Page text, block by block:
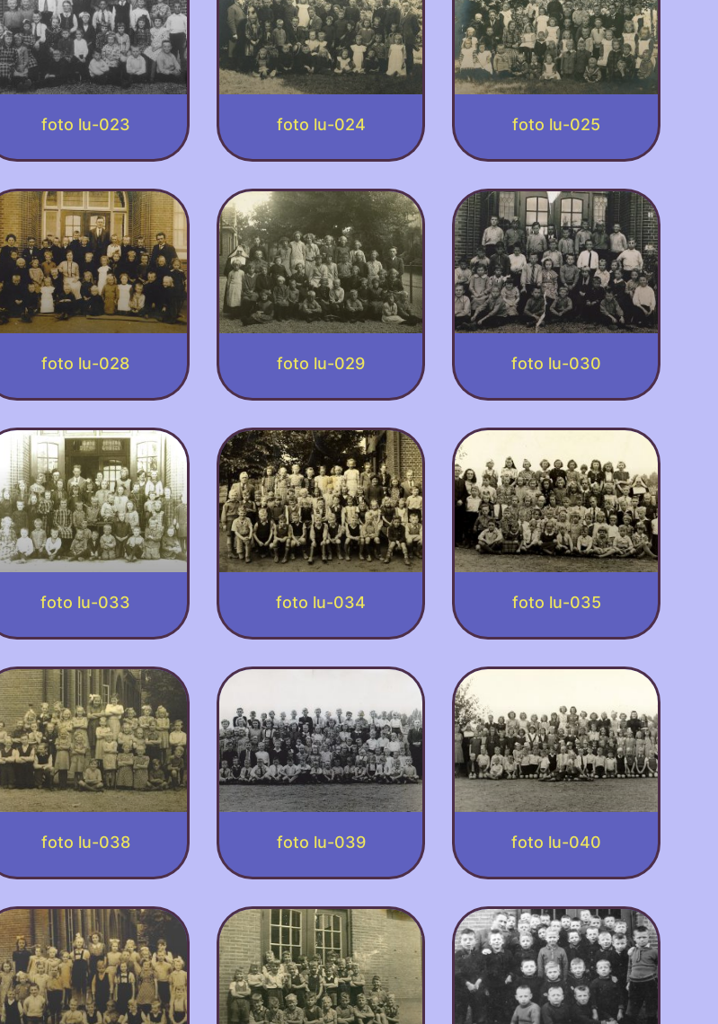
foto lu-023 foto lu-024 foto lu-025
foto lu-028 foto lu-029 foto lu-030
foto lu-033 foto lu-034 foto lu-035
foto lu-038 foto lu-039 foto lu-040